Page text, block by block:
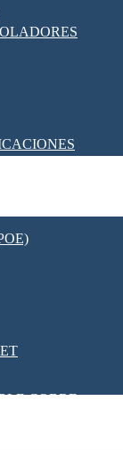
CORRIENTE
COBRE